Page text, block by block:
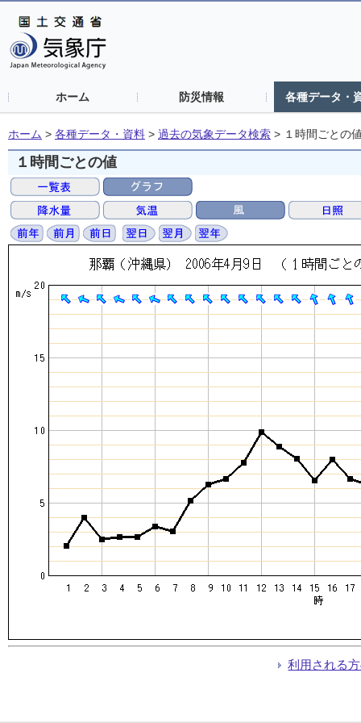
ホーム 防災情報 各種データ・
ホーム > 各種データ・資料 > 過去の気象データ検索 > １時間ごとの
１時間ごとの値
利用される